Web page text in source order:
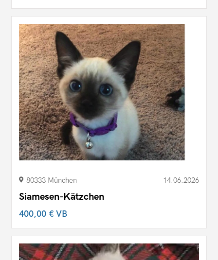
80333 München 14.06.2026
Siamesen-Kätzchen
400,00 €VB